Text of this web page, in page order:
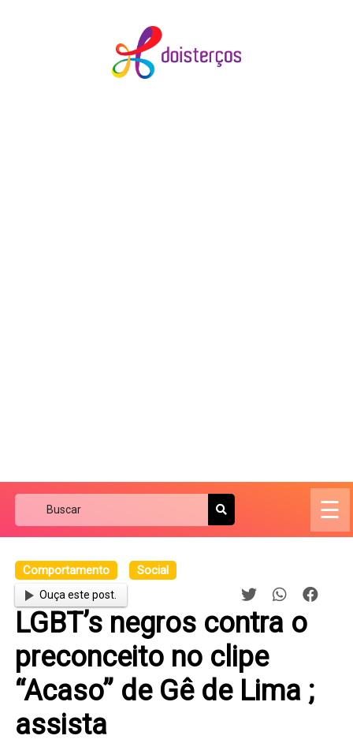
☰
Comportamento Social
Ouça este post.
LGBT’s negros contra o
preconceito no clipe
“Acaso” de Gê de Lima ;
assista